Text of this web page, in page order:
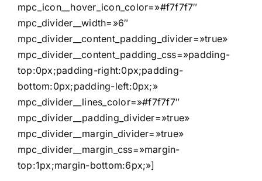
mpc_icon__hover_icon_color=»#f7f7f7″
mpc_divider__width=»6″
mpc_divider__content_padding_divider=»true»
mpc_divider__content_padding_css=»padding-
top:0px;padding-right:0px;padding-
bottom:0px;padding-left:0px;»
mpc_divider__lines_color=»#f7f7f7″
mpc_divider__padding_divider=»true»
mpc_divider__margin_divider=»true»
mpc_divider__margin_css=»margin-
top:1px;margin-bottom:6px;»]